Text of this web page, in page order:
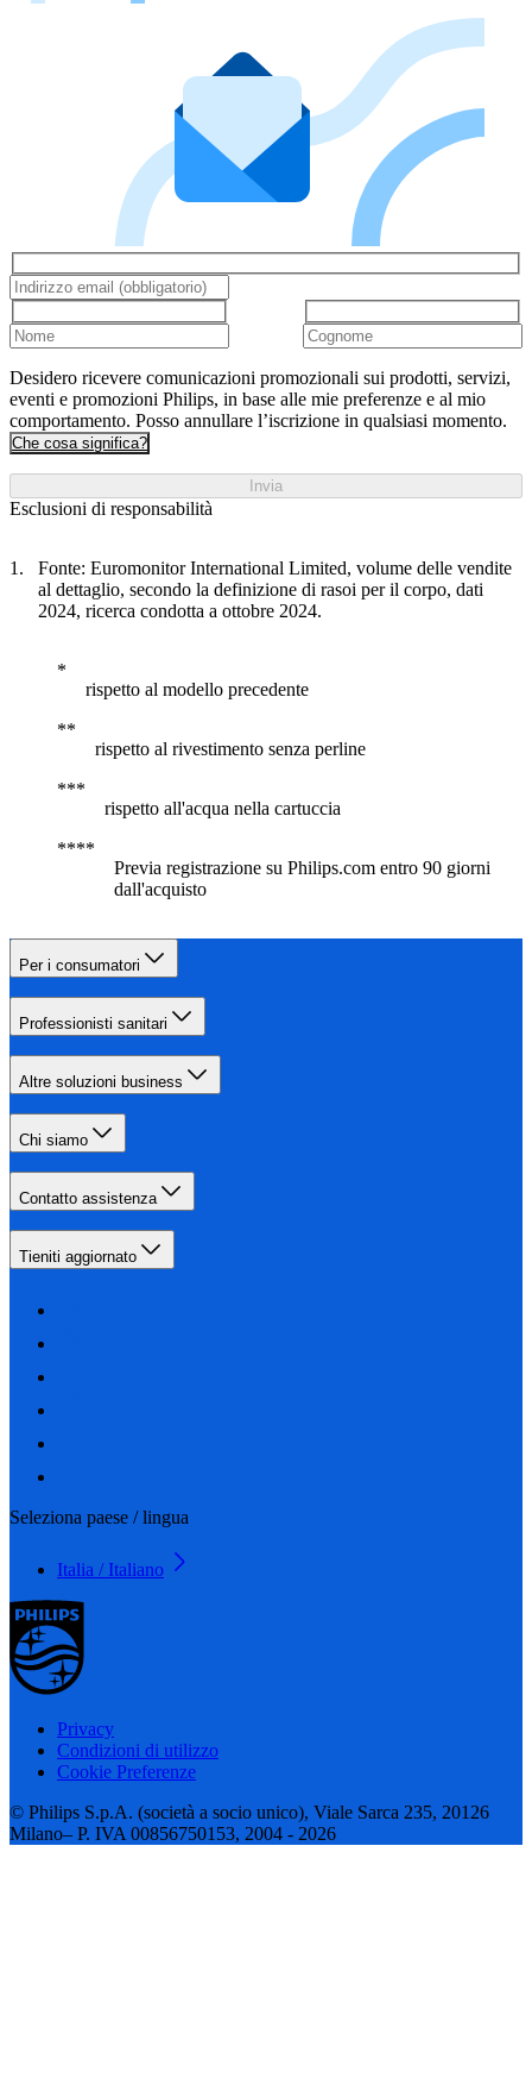
Desidero ricevere comunicazioni promozionali sui prodotti, servizi,
eventi e promozioni Philips, in base alle mie preferenze e al mio
comportamento. Posso annullare l’iscrizione in qualsiasi momento.
Che cosa significa?
Invia
Esclusioni di responsabilità
Fonte: Euromonitor International Limited, volume delle vendite
al dettaglio, secondo la definizione di rasoi per il corpo, dati
2024, ricerca condotta a ottobre 2024.
rispetto al modello precedente
rispetto al rivestimento senza perline
rispetto all'acqua nella cartuccia
Previa registrazione su Philips.com entro 90 giorni
dall'acquisto
Per i consumatori
Professionisti sanitari
Altre soluzioni business
Chi siamo
Contatto assistenza
Tieniti aggiornato
Seleziona paese / lingua
Italia / Italiano
Privacy
Condizioni di utilizzo
Cookie Preferenze
© Philips S.p.A. (società a socio unico), Viale Sarca 235, 20126
Milano– P. IVA 00856750153, 2004 - 2026